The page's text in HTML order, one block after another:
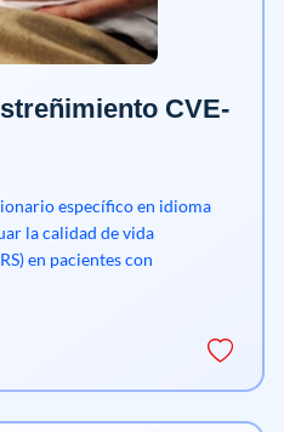
CVE-
específico en idioma
la calidad de vida
en pacientes con